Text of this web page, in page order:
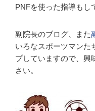
PNFを使った指導もし
副院長のブログ、また
いろなスポーツマンた
プしていますので、興
さい。